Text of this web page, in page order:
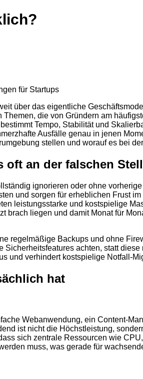
über das eigentliche
die von Gründern am
Tempo, Stabilität und
Ausfälle genau in jenen
stellen und worauf es bei
oft an der falschen
ignorieren oder ohne
und sorgen für erheblichen Frust
leistungsstarke und kostspielige
liegen und damit Monat für
regelmäßige Backups und ohne
Sicherheitsfeatures achten, statt
und verhindert kostspielige Notfall-
hat
Webanwendung, ein Content-
ist nicht die Höchstleistung,
sich zentrale Ressourcen wie
muss, was gerade für